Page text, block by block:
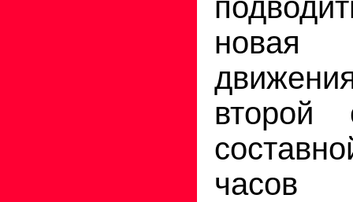
второй
часов